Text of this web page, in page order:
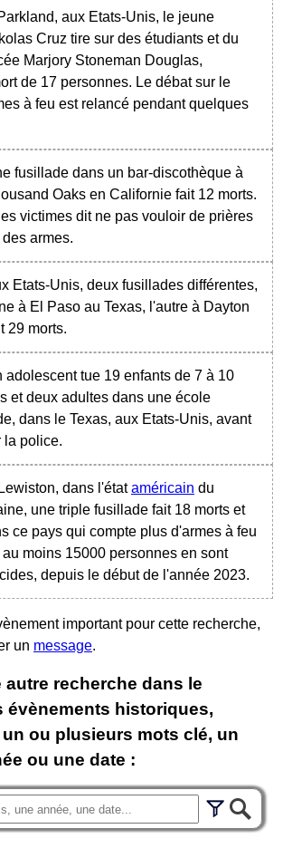
aux Etats-Unis, le jeune
Cruz tire sur des étudiants et du
Marjory Stoneman Douglas,
de 17 personnes. Le débat sur le
à feu est relancé pendant quelques
fusillade dans un bar-discothèque à
Oaks en Californie fait 12 morts.
victimes dit ne pas vouloir de prières
armes.
Etats-Unis, deux fusillades différentes,
à El Paso au Texas, l'autre à Dayton
29 morts.
adolescent tue 19 enfants de 7 à 10
et deux adultes dans une école
dans le Texas, aux Etats-Unis, avant
la police.
dans l'étataméricain du
une triple fusillade fait 18 morts et
ce pays qui compte plus d'armes à feu
moins 15000 personnes en sont
depuis le début de l'année 2023.
important pour cette recherche,
un message.
autre recherche dans le
évènements historiques,
ou plusieurs mots clé, un
ou une date :